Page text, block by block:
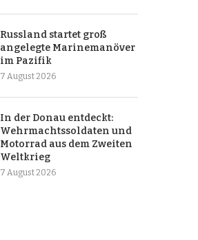
Russland startet groß
angelegte Marinemanöver
im Pazifik
7 August 2026
In der Donau entdeckt:
Wehrmachtssoldaten und
Motorrad aus dem Zweiten
Weltkrieg
7 August 2026